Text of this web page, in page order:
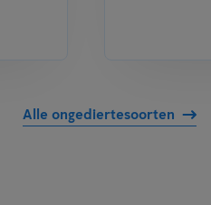
Alle ongediertesoorten